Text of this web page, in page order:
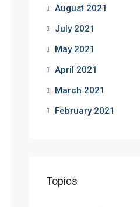
August 2021
July 2021
May 2021
April 2021
March 2021
February 2021
Topics